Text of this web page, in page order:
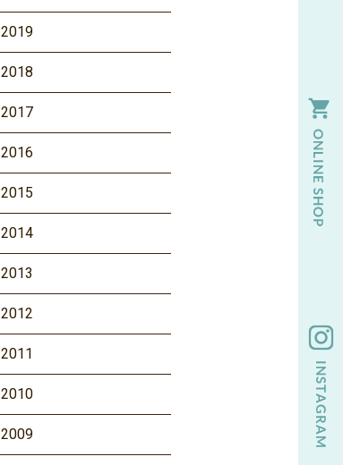
2019
2018
2017
2016
2015
2014
2013
2012
2011
2010
2009